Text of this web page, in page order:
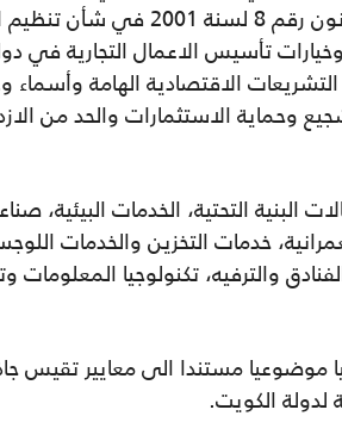
مختلف القطاعات، ودور المكتب في خدمة
تأسيس الاعمال التجارية في
الاقتصادية الهامة وأسماء
وحماية الاستثمارات والحد من
التحتية، الخدمات البيئية،
خدمات التخزين والخدمات
والترفيه، تكنولوجيا المعلومات
موضوعيا مستندا الى معايير تقيس
لدولة الكويت.